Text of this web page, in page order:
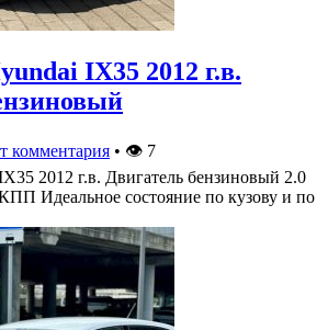
IX35 2012 г.в.
комментария • 👁 7
2012 г.в. Двигатель бензиновый 2.0
Идеальное состояние по кузову и по